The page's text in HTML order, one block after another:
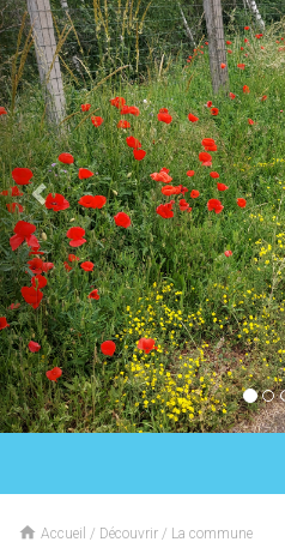
 Accueil / Découvrir / La commune